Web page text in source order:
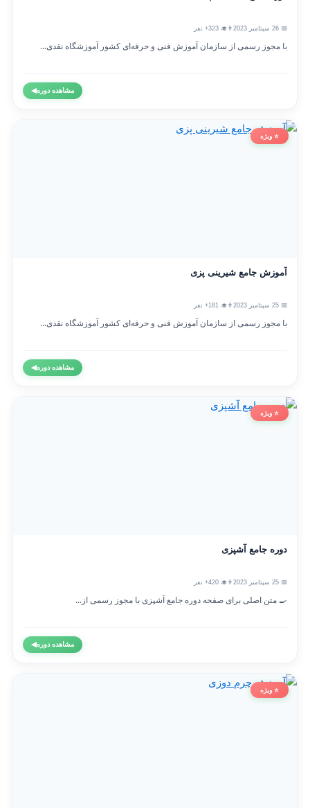
👨‍🎓 323+ نفر
با مجوز رسمی از سازمان آموزش فنی و حرفه‌ای کشور آموزشگاه نقدی...
مشاهده دوره◀
⭐ ویژه
آموزش جامع شیرینی پزی
👨‍🎓 181+ نفر
با مجوز رسمی از سازمان آموزش فنی و حرفه‌ای کشور آموزشگاه نقدی...
مشاهده دوره◀
⭐ ویژه
دوره جامع آشپزی
👨‍🎓 420+ نفر
🍳 متن اصلی برای صفحه دوره جامع آشپزی با مجوز رسمی از...
مشاهده دوره◀
⭐ ویژه